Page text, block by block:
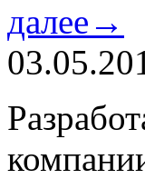
далее→